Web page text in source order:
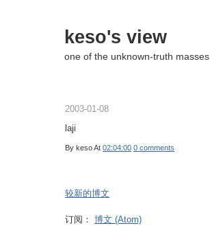
keso's view
one of the unknown-truth masses
2003-01-08
laji
By kesoAt 02:04:00 0 comments
较新的博文
订阅： 博文 (Atom)